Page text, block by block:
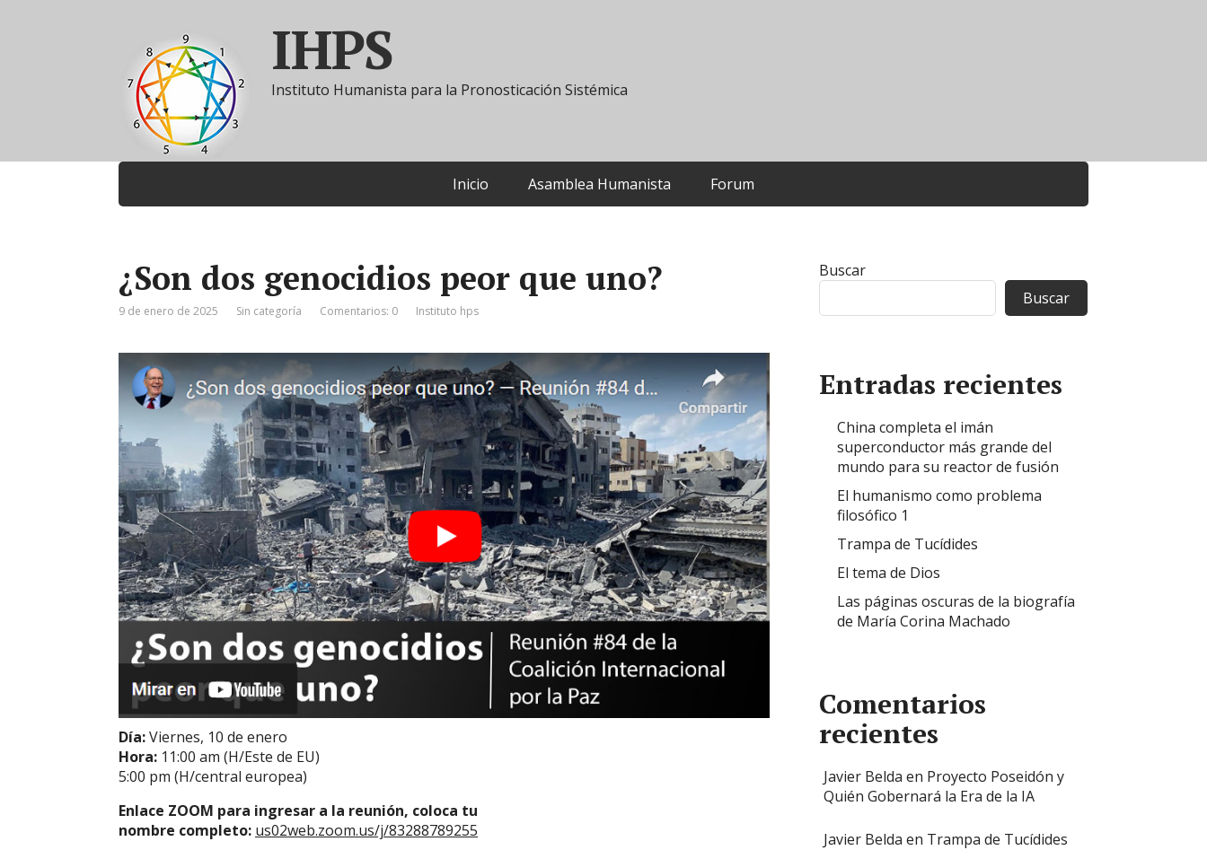
IHPS
Instituto Humanista para la Pronosticación Sistémica
Inicio Asamblea Humanista Forum
¿Son dos genocidios peor que uno?
9 de enero de 2025 Sin categoría Comentarios: 0 Instituto hps
Día:Viernes, 10 de enero
Hora: 11:00 am (H/Este de EU)
5:00 pm (H/central europea)
Enlace ZOOM para ingresar a la reunión, coloca tu
nombre completo: us02web.zoom.us/j/83288789255
Buscar
Buscar
Entradas recientes
China completa el imán
superconductor más grande del
mundo para su reactor de fusión
El humanismo como problema
filosófico 1
Trampa de Tucídides
El tema de Dios
Las páginas oscuras de la biografía
de María Corina Machado
Comentarios
recientes
Javier Belda en Proyecto Poseidón y
Quién Gobernará la Era de la IA
Javier Belda en Trampa de Tucídides